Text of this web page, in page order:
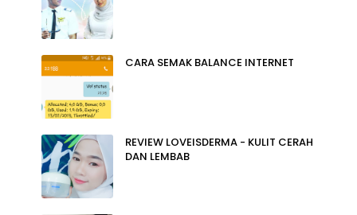
CARA SEMAK BALANCE INTERNET
REVIEW LOVEISDERMA - KULIT CERAH
DAN LEMBAB